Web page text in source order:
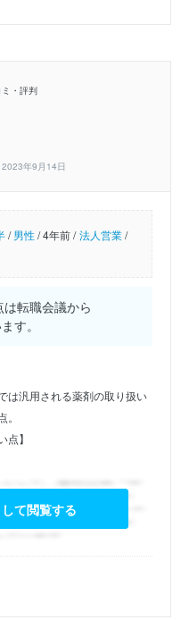
・評判
年9月14日
/男性/4年前 / 法人営業/
転職会議から
す。
は汎用される薬剤の取り扱い
点】
て閲覧する